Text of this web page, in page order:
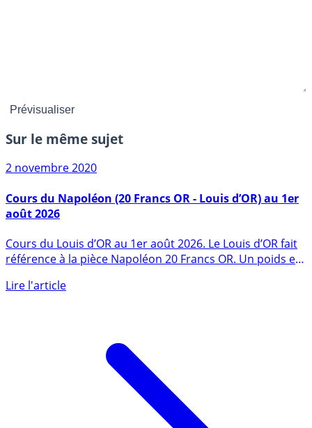
Sur le même sujet
2 novembre 2020
août 2026
référence à la pièce Napoléon 20 Francs OR. Un poids en